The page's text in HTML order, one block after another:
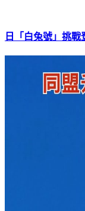
日「白兔號」挑